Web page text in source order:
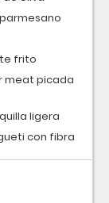
frito
meat picada
ligera
con fibra